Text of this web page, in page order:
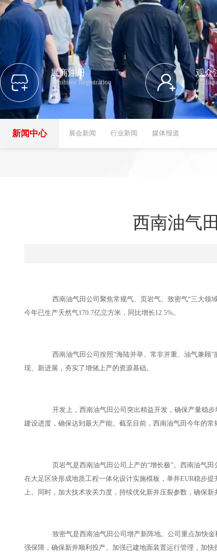
展商注册
Exhibitor Registration
观众
新闻中心 展会新闻 行业新闻 媒体报道
西南油气
西南油气田公司聚焦常规气、页岩气、致密气“三大领域
今年已生产天然气170.7亿立方米，同比增长12.5%。
西南油气田公司按照“海陆并举、常非并重、油气兼顾”
现、新进展，夯实了增储上产的资源基础。
开发上，西南油气田公司突出精益开发，确保产量稳步
建设进度，确保达到最大产能。截至目前，西南油气田今年的
页岩气是西南油气田公司上产的“增长极”。西南油气田
在大足区块形成地质工程一体化设计实施模板，单井EUR稳步
上。同时，加大技术攻关力度，持续优化新井压裂参数，确保新
致密气是西南油气田公司增产新阵地。公司重点加快金
强保障，确保新井顺利投产。加强已建地面装置运行管理，加